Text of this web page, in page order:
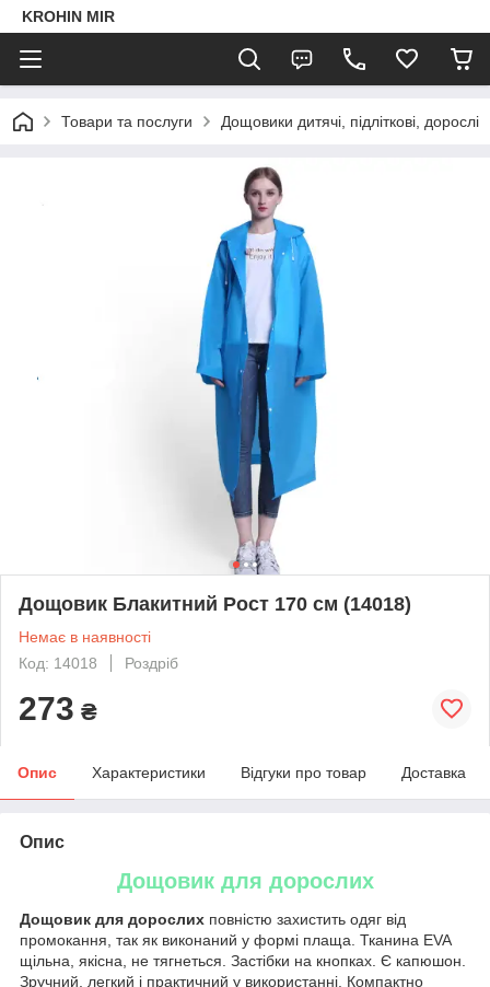
KROHIN MIR
Товари та послуги Дощовики дитячі, підліткові, дорослі
Дощовик Блакитний Рост 170 см (14018)
Немає в наявності
Код: 14018
Роздріб
273 ₴
Опис Характеристики Відгуки про товар Доставка
Опис
Дощовик для дорослих
Дощовик для дорослих повністю захистить одяг від
промокання, так як виконаний у формі плаща. Тканина EVA
щільна, якісна, не тягнеться. Застібки на кнопках. Є капюшон.
Зручний, легкий і практичний у використанні. Компактно